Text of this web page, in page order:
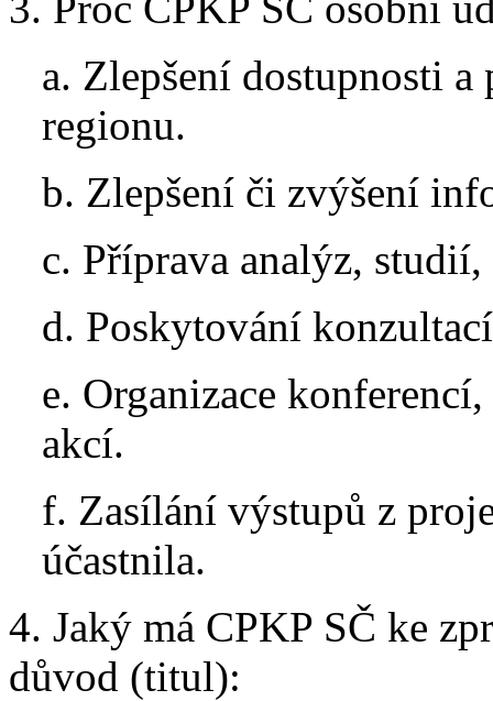
a. Zlepšení dostupnosti
regionu.
b. Zlepšení či zvýšení
c. Příprava analýz,
d. Poskytování
e. Organizace
akcí.
f. Zasílání výstupů z
účastnila.
4. Jaký má CPKP SČ ke
důvod (titul):